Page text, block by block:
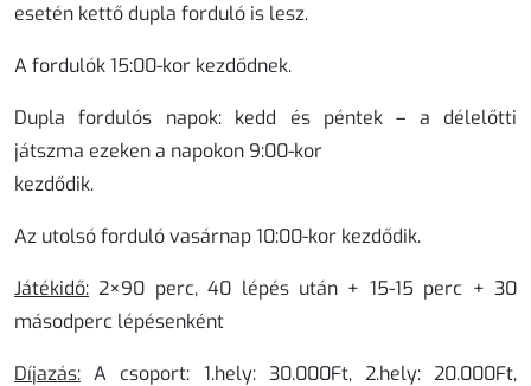
esetén kettő dupla forduló is lesz.
A fordulók 15:00-kor kezdődnek.
Dupla fordulós napok: kedd és péntek – a délelőtti
játszma ezeken a napokon 9:00-kor
kezdődik.
Az utolsó forduló vasárnap 10:00-kor kezdődik.
Játékidő: 2×90 perc, 40 lépés után + 15-15 perc + 30
másodperc lépésenként
Díjazás: A csoport: 1.hely: 30.000Ft, 2.hely: 20.000Ft,